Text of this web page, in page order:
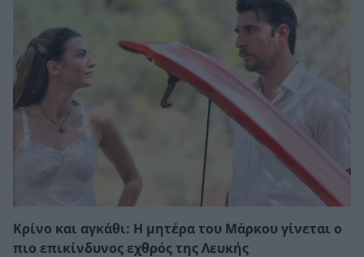
Κρίνο και αγκάθι: Η μητέρα του Μάρκου γίνεται ο
πιο επικίνδυνος εχθρός της Λευκής